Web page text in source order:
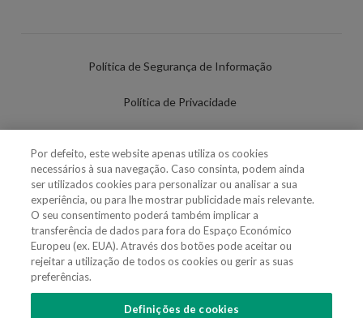
Política de Segurança de Informação
Política de Privacidade
Política de Cookies
Definições de cookies
Uso Fraudulento Nome/Marca
Por defeito, este website apenas utiliza os cookies
necessários à sua navegação. Caso consinta, podem ainda
ser utilizados cookies para personalizar ou analisar a sua
experiência, ou para lhe mostrar publicidade mais relevante.
O seu consentimento poderá também implicar a
transferência de dados para fora do Espaço Económico
Europeu (ex. EUA). Através dos botões pode aceitar ou
rejeitar a utilização de todos os cookies ou gerir as suas
preferências.
Definições de cookies